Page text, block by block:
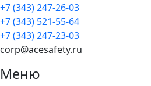
+7 (343) 247-26-03
+7 (343) 521-55-64
+7 (343) 247-23-03
corp@acesafety.ru
Меню